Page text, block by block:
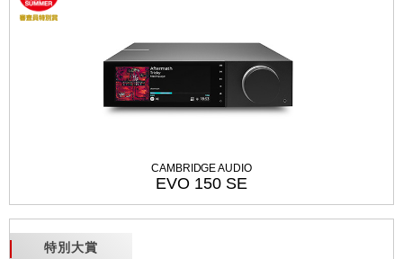
CAMBRIDGE AUDIO
EVO 150 SE
特別大賞